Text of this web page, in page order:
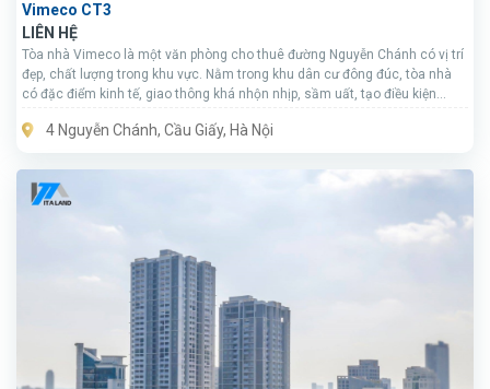
Vimeco CT3
LIÊN HỆ
Tòa nhà Vimeco là một văn phòng cho thuê đường Nguyễn Chánh có vị trí
đẹp, chất lượng trong khu vực. Nằm trong khu dân cư đông đúc, tòa nhà
có đặc điểm kinh tế, giao thông khá nhộn nhịp, sầm uất, tạo điều kiện
4 Nguyễn Chánh, Cầu Giấy, Hà Nội